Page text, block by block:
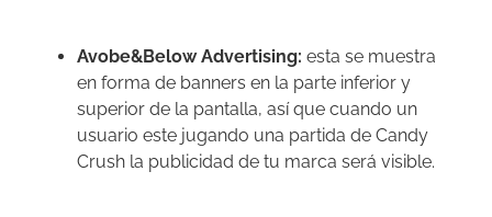
Avobe&Below Advertising: esta se muestra
en forma de banners en la parte inferior y
superior de la pantalla, así que cuando un
usuario este jugando una partida de Candy
Crush la publicidad de tu marca será visible.